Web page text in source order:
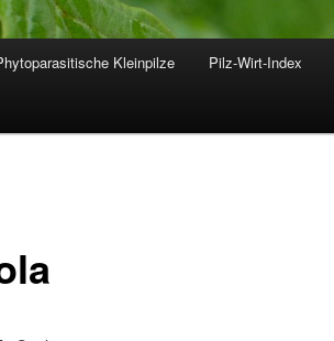
Kleinpilze Pilz-Wirt-Index